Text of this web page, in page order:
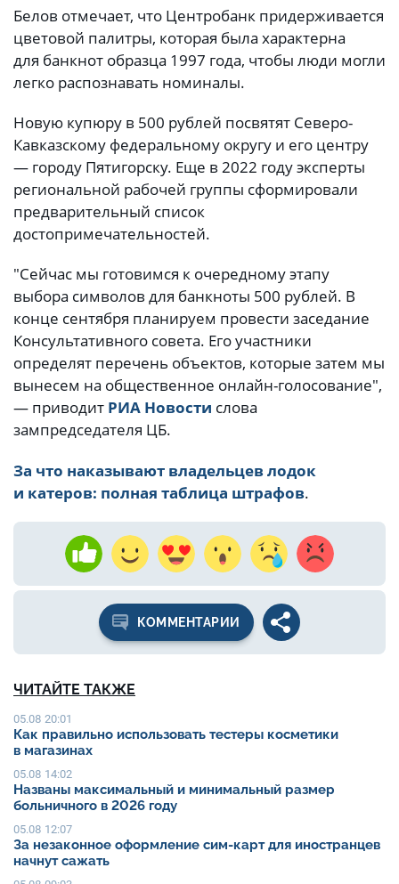
Белов отмечает, что Центробанк придерживается
цветовой палитры, которая была характерна
для банкнот образца 1997 года, чтобы люди могли
легко распознавать номиналы.
Новую купюру в 500 рублей посвятят Северо-
Кавказскому федеральному округу и его центру
— городу Пятигорску. Еще в 2022 году эксперты
региональной рабочей группы сформировали
предварительный список
достопримечательностей.
"Сейчас мы готовимся к очередному этапу
выбора символов для банкноты 500 рублей. В
конце сентября планируем провести заседание
Консультативного совета. Его участники
определят перечень объектов, которые затем мы
вынесем на общественное онлайн-голосование",
— приводит РИА Новости слова
зампредседателя ЦБ.
За что наказывают владельцев лодок
и катеров: полная таблица штрафов.
КОММЕНТАРИИ
ЧИТАЙТЕ ТАКЖЕ
05.08 20:01
Как правильно использовать тестеры косметики
в магазинах
05.08 14:02
Названы максимальный и минимальный размер
больничного в 2026 году
05.08 12:07
За незаконное оформление сим-карт для иностранцев
начнут сажать